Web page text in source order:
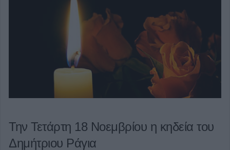
Την Τετάρτη 18 Νοεμβρίου η κηδεία του
Δημήτριου Ράγια